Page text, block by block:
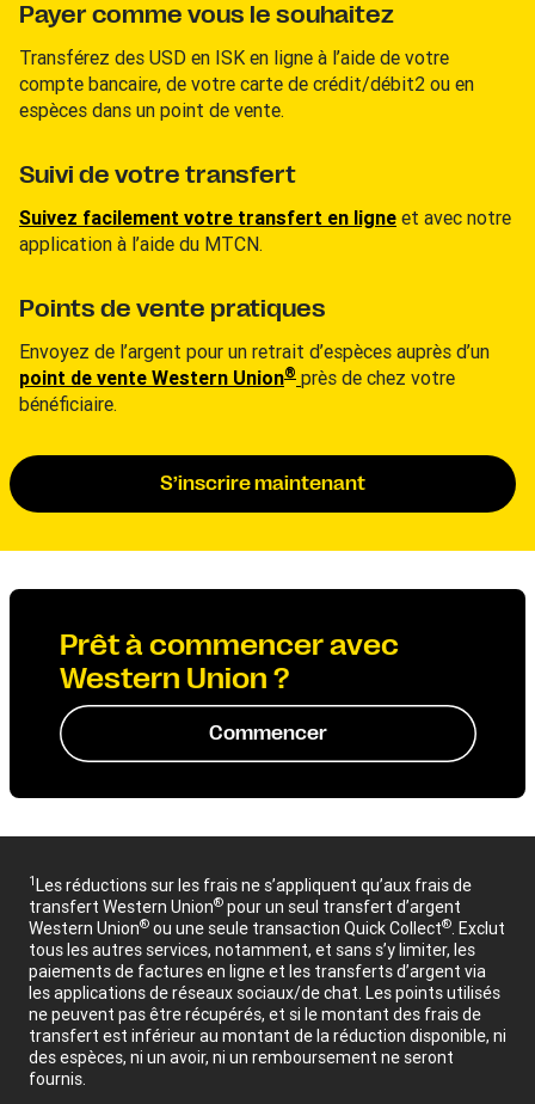
Payer comme vous le souhaitez
Transférez des USD en ISK en ligne à l’aide de votre
compte bancaire, de votre carte de crédit/débit2 ou en
espèces dans un point de vente.
Suivi de votre transfert
Suivez facilement votre transfert en ligne et avec notre
application à l’aide du MTCN.
Points de vente pratiques
Envoyez de l’argent pour un retrait d’espèces auprès d’un
point de vente Western Union® près de chez votre
bénéficiaire.
S’inscrire maintenant
Prêt à commencer avec
Western Union ?
Commencer
1Les réductions sur les frais ne s’appliquent qu’aux frais de
transfert Western Union® pour un seul transfert d’argent
Western Union® ou une seule transaction Quick Collect®. Exclut
tous les autres services, notamment, et sans s’y limiter, les
paiements de factures en ligne et les transferts d’argent via
les applications de réseaux sociaux/de chat. Les points utilisés
ne peuvent pas être récupérés, et si le montant des frais de
transfert est inférieur au montant de la réduction disponible, ni
des espèces, ni un avoir, ni un remboursement ne seront
fournis.